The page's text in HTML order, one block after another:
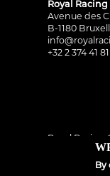
Royal
Avenue des
B-1180
+32 2 374 41 81
Royal Racing
By